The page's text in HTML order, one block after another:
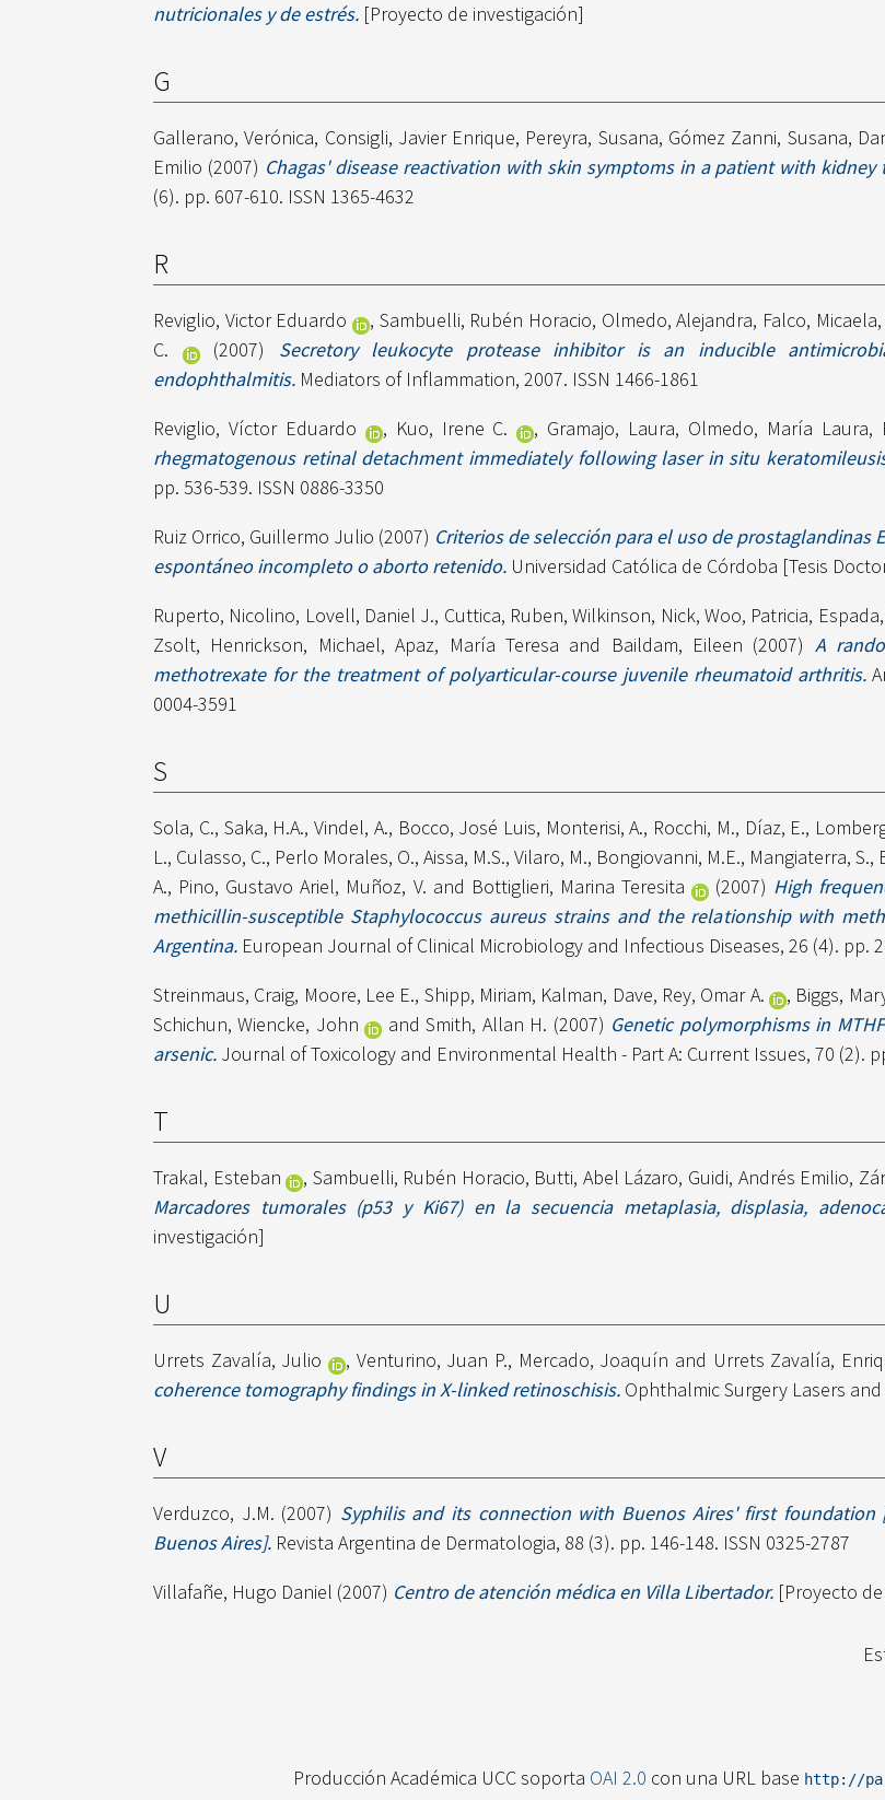
nutricionales y de estrés. [Proyecto de investigación]
G
Gallerano, Verónica, Consigli, Javier Enrique, Pereyra, Susana, Gómez Zanni, Susana,
Emilio (2007) Chagas' disease reactivation with skin symptoms in a patient with kidney
(6). pp. 607-610. ISSN 1365-4632
R
Reviglio, Victor Eduardo , Sambuelli, Rubén Horacio, Olmedo, Alejandra, Falco, Micaela,
C.
(2007) Secretory leukocyte protease inhibitor is an inducible
endophthalmitis. Mediators of Inflammation, 2007. ISSN 1466-1861
Reviglio, Víctor Eduardo
, Kuo, Irene C. , Gramajo, Laura, Olmedo, María Laura,
rhegmatogenous retinal detachment immediately following laser in situ
pp. 536-539. ISSN 0886-3350
Ruiz Orrico, Guillermo Julio (2007) Criterios de selección para el uso de
espontáneo incompleto o aborto retenido. Universidad Católica de Córdoba [Tesis
Ruperto, Nicolino, Lovell, Daniel J., Cuttica, Ruben,Wilkinson, Nick,Woo, Patricia,
Zsolt, Henrickson, Michael,Apaz, María Teresa and Baildam, Eileen (2007) A
methotrexate for the treatment of polyarticular-course juvenile rheumatoid arthritis.
0004-3591
S
Sola, C., Saka, H.A., Vindel, A., Bocco, José Luis, Monterisi, A., Rocchi, M., Díaz, E.,
L., Culasso, C., Perlo Morales, O., Aissa, M.S., Vilaro, M., Bongiovanni, M.E., Mangiaterra, S.,
A., Pino, Gustavo Ariel, Muñoz, V. and Bottiglieri, Marina Teresita (2007) High
methicillin-susceptible Staphylococcus aureus strains and the relationship with
Argentina. European Journal of Clinical Microbiology and Infectious Diseases, 26 (4). pp.
Streinmaus, Craig, Moore, Lee E., Shipp, Miriam, Kalman, Dave, Rey, Omar A. , Biggs,
Schichun,Wiencke, John andSmith, Allan H. (2007) Genetic polymorphisms in
arsenic. Journal of Toxicology and Environmental Health - Part A: Current Issues, 70 (2).
T
Trakal, Esteban , Sambuelli, Rubén Horacio, Butti, Abel Lázaro, Guidi, Andrés Emilio,
Marcadores tumorales (p53 y Ki67) en la secuencia metaplasia, displasia,
investigación]
U
Urrets Zavalía, Julio , Venturino, Juan P., Mercado, Joaquín and Urrets Zavalía,
coherence tomography findings in X-linked retinoschisis. Ophthalmic Surgery Lasers and
V
Verduzco, J.M. (2007) Syphilis and its connection with Buenos Aires' first
Buenos Aires]. Revista Argentina de Dermatologia, 88 (3). pp. 146-148. ISSN 0325-2787
Villafañe, Hugo Daniel (2007) Centro de atención médica en Villa Libertador. [Proyecto
Producción Académica UCC soporta OAI 2.0 con una URL base http://